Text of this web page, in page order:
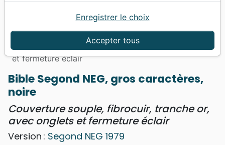
Bibles grand format
Bible Segond NEG, gros caractères, noire -
Couverture souple, fibrocuir, tranche or, avec onglets
et fermeture éclair
Bible Segond NEG, gros caractères,
noire
Couverture souple, fibrocuir, tranche or,
avec onglets et fermeture éclair
Version : Segond NEG 1979
Accepter tous
Enregistrer le choix